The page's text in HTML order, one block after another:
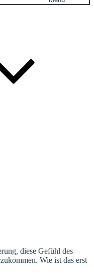
diese Gefühl des
Wie ist das erst